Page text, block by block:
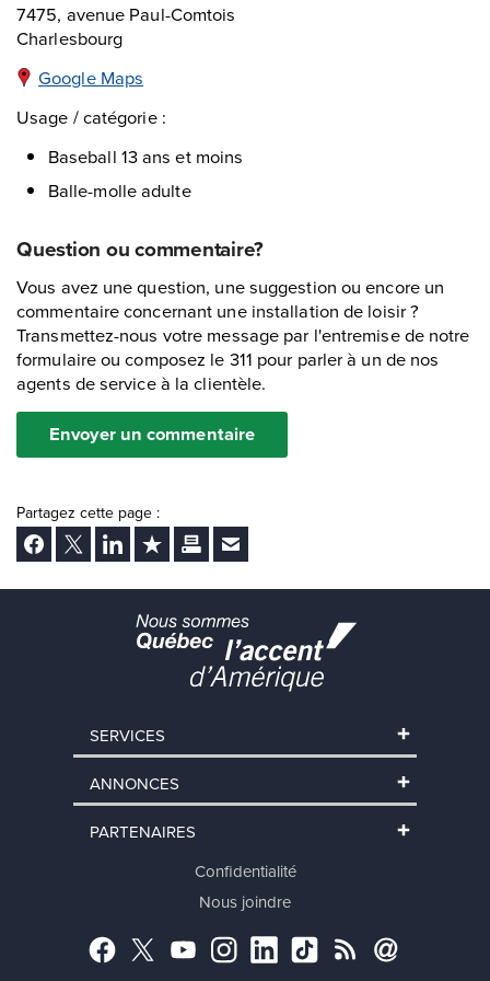
7475, avenue Paul-Comtois
Charlesbourg
Google Maps
Usage / catégorie :
Baseball 13 ans et moins
Balle-molle adulte
Question ou commentaire?
Vous avez une question, une suggestion ou encore un
commentaire concernant une installation de loisir ?
Transmettez-nous votre message par l'entremise de notre
formulaire ou composez le 311 pour parler à un de nos
agents de service à la clientèle.
Envoyer un commentaire
Partagez cette page :
Facebook
Twitter LinkedInAjouter aux favoris
ImprimerEnvoyer Ã un ami
SERVICES
ANNONCES
PARTENAIRES
Confidentialité
Nous joindre
Facebook
TwitterYouTubeInstagram
LinkedInTikTokRSS Abonnement